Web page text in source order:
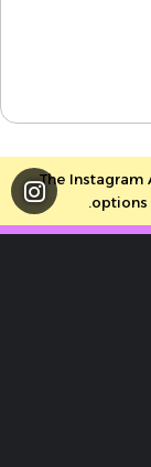
The Instagram
options